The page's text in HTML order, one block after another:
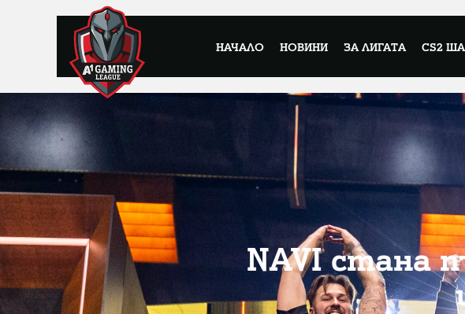
НАЧАЛО НОВИНИ ЗА ЛИГАТА CS2
NAVI стана